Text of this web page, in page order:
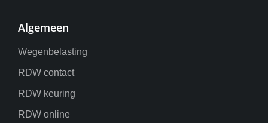
Algemeen
Wegenbelasting
RDW contact
RDW keuring
RDW online